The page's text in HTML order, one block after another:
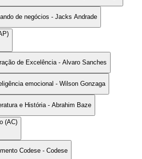
de negócios - Jacks Andrade
de Excelência - Alvaro Sanches
emocional - Wilson Gonzaga
e História - Abrahim Baze
(AC)
Codese - Codese